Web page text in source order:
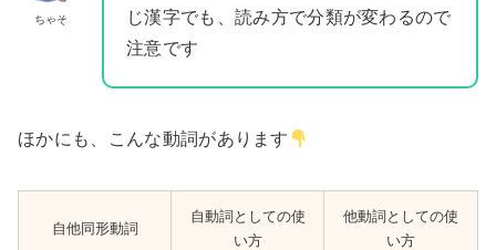
ちゃそ
じ漢字でも、読み方で分類が変わるので
注意です
ほかにも、こんな動詞があります
自他同形動詞
自動詞としての使
い方
他動詞としての使
い方